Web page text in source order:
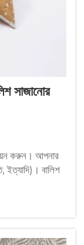
সাজানোর
করুন। আপনার
বালিশ
এখানে কোন
মানুষের